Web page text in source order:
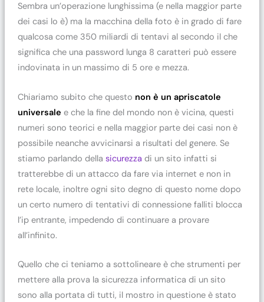
Sembra un’operazione lunghissima (e nella maggior parte
dei casi lo è) ma la macchina della foto è in grado di fare
qualcosa come 350 miliardi di tentavi al secondo il che
significa che una password lunga 8 caratteri può essere
indovinata in un massimo di 5 ore e mezza.
Chiariamo subito che questo non è un apriscatole
universale e che la fine del mondo non è vicina, questi
numeri sono teorici e nella maggior parte dei casi non è
possibile neanche avvicinarsi a risultati del genere. Se
stiamo parlando della sicurezza di un sito infatti si
tratterebbe di un attacco da fare via internet e non in
rete locale, inoltre ogni sito degno di questo nome dopo
un certo numero di tentativi di connessione falliti blocca
l’ip entrante, impedendo di continuare a provare
all’infinito.
Quello che ci teniamo a sottolineare è che strumenti per
mettere alla prova la sicurezza informatica di un sito
sono alla portata di tutti, il mostro in questione è stato